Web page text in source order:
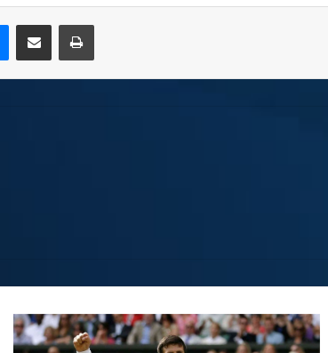
MessengerCompartir por correo electrónicoImprimir
Novak
Djokovic